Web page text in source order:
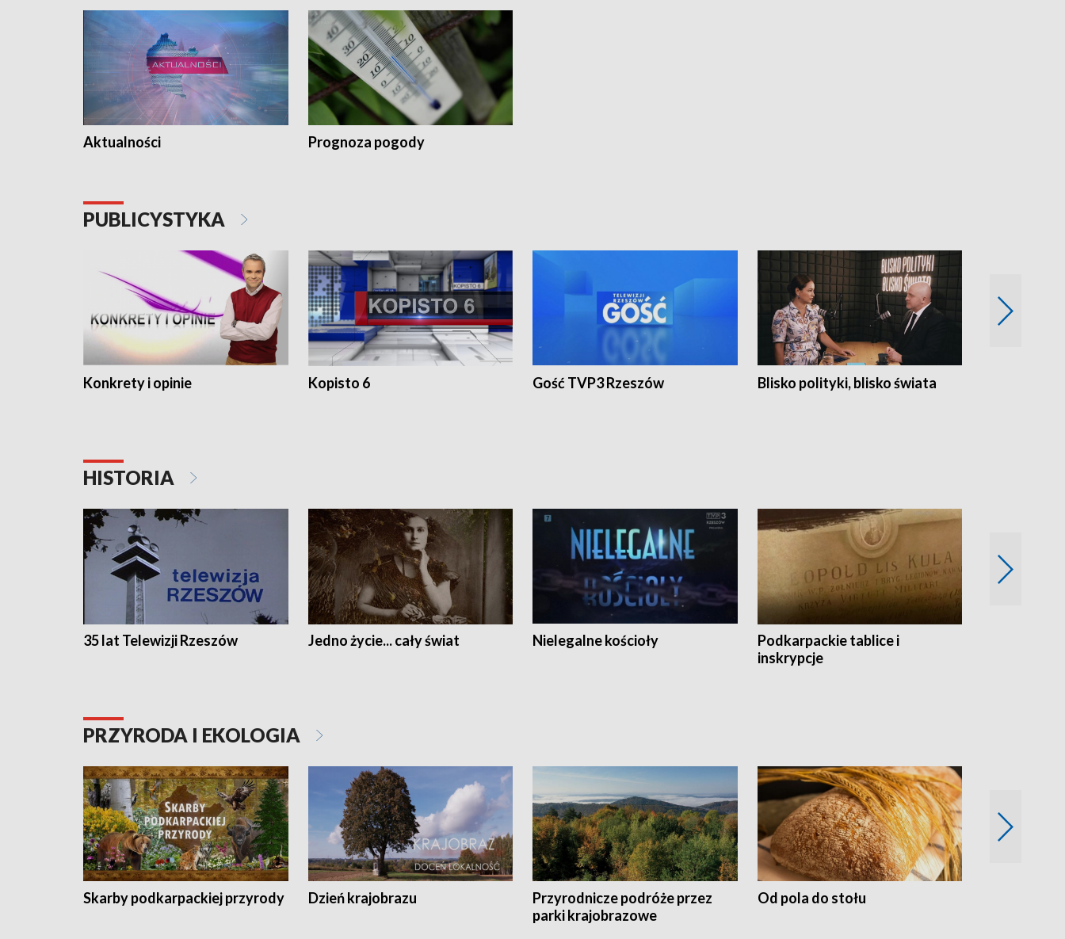
Aktualności Prognoza pogody
PUBLICYSTYKA
Konkrety i opinie Kopisto 6 Gość TVP3 Rzeszów Blisko polityki, blisko świata
HISTORIA
35 lat Telewizji Rzeszów Jedno życie... cały świat Nielegalne kościoły
Podkarpackie tablice i
inskrypcje
PRZYRODA I EKOLOGIA
Skarby podkarpackiej przyrody Dzień krajobrazu
Przyrodnicze podróże przez
parki krajobrazowe
Od pola do stołu